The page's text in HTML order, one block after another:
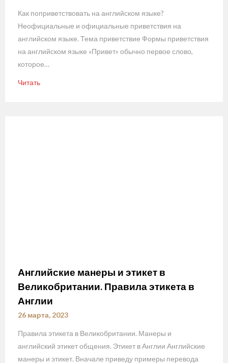
Как поприветствовать на английском языке?
Неофициальные и официальные приветствия на
английском языке. Тема приветствие Формы приветствия
на английском языке «Привет» обычно первое слово,
которое…
Читать
Английские манеры и этикет в
Великобритании. Правила этикета в
Англии
26 марта, 2023
Правила этикета в Великобритании. Манеры и
английский этикет общения. Этикет в Англии Английские
манеры и этикет. Вначале приведу примеры перевода